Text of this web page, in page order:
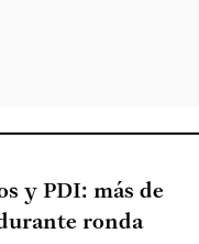
y PDI: más de
ronda